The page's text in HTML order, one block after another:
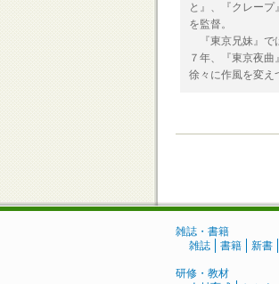
と』、『クレープ
を監督。
『東京兄妹』で
７年、『東京夜
徐々に作風を変え
雑誌・書籍
雑誌
書籍 新書
研修・教材